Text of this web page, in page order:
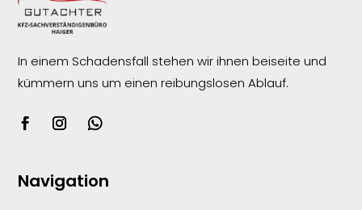
In einem Schadensfall stehen wir ihnen beiseite und
kümmern uns um einen reibungslosenAblauf.
Navigation